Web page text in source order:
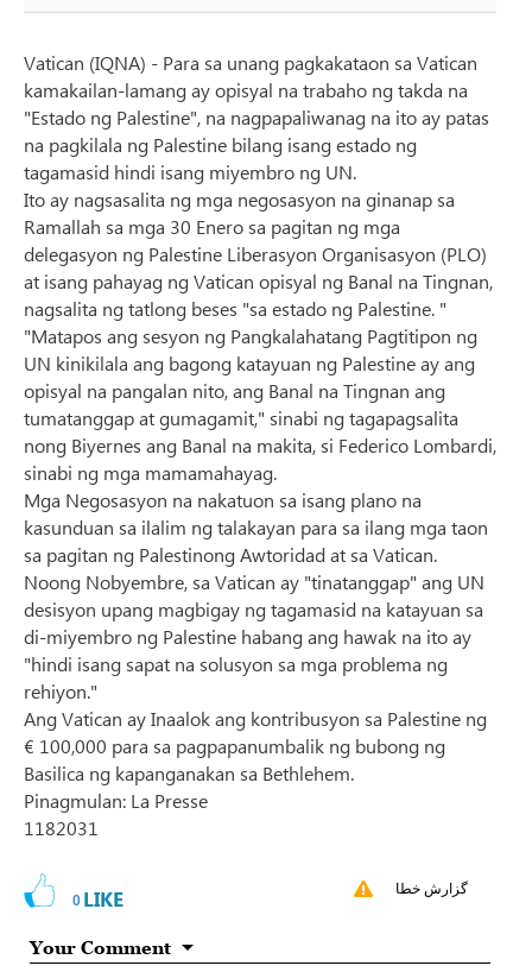
Vatican (IQNA) - Para sa unang pagkakataon sa Vatican
kamakailan-lamang ay opisyal na trabaho ng takda na
"Estado ng Palestine", na nagpapaliwanag na ito ay patas
na pagkilala ng Palestine bilang isang estado ng
tagamasid hindi isang miyembro ng UN.
Ito ay nagsasalita ng mga negosasyon na ginanap sa
Ramallah sa mga 30 Enero sa pagitan ng mga
delegasyon ng Palestine Liberasyon Organisasyon (PLO)
at isang pahayag ng Vatican opisyal ng Banal na Tingnan,
nagsalita ng tatlong beses "sa estado ng Palestine. "
"Matapos ang sesyon ng Pangkalahatang Pagtitipon ng
UN kinikilala ang bagong katayuan ng Palestine ay ang
opisyal na pangalan nito, ang Banal na Tingnan ang
tumatanggap at gumagamit," sinabi ng tagapagsalita
nong Biyernes ang Banal na makita, si Federico Lombardi,
sinabi ng mga mamamahayag.
Mga Negosasyon na nakatuon sa isang plano na
kasunduan sa ilalim ng talakayan para sa ilang mga taon
sa pagitan ng Palestinong Awtoridad at sa Vatican.
Noong Nobyembre, sa Vatican ay "tinatanggap" ang UN
desisyon upang magbigay ng tagamasid na katayuan sa
di-miyembro ng Palestine habang ang hawak na ito ay
"hindi isang sapat na solusyon sa mga problema ng
rehiyon."
Ang Vatican ay Inaalok ang kontribusyon sa Palestine ng
€ 100,000 para sa pagpapanumbalik ng bubong ng
Basilica ng kapanganakan sa Bethlehem.
Pinagmulan: La Presse
1182031
0 LIKE گزارش خطا
Your Comment